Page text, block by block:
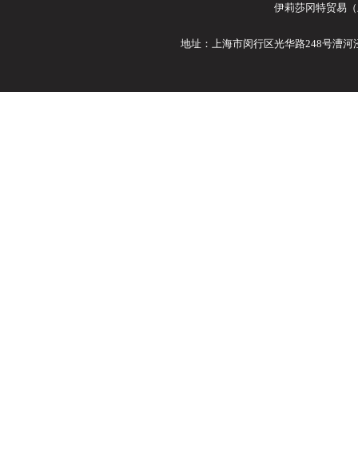
伊莉莎冈特贸易
地址：上海市闵行区光华路248号漕